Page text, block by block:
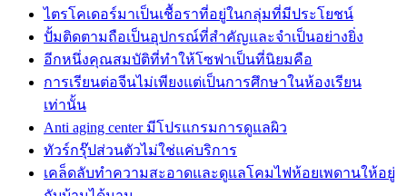
ไตรโคเดอร์มาเป็นเชื้อราที่อยู่ในกลุ่มที่มีประโยชน์
ปั้มติดตามถือเป็นอุปกรณ์ที่สำคัญและจำเป็นอย่างยิ่ง
อีกหนึ่งคุณสมบัติที่ทำให้โซฟาเป็นที่นิยมคือ
การเรียนต่อจีนไม่เพียงแต่เป็นการศึกษาในห้องเรียน
เท่านั้น
Anti aging center มีโปรแกรมการดูแลผิว
ทัวร์กรุ๊ปส่วนตัวไม่ใช่แค่บริการ
เคล็ดลับทำความสะอาดและดูแลโคมไฟห้อยเพดานให้อยู่